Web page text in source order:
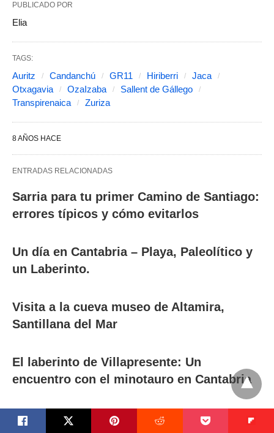
PUBLICADO POR
Elia
TAGS:
Auritz Candanchú GR11 Hiriberri
Jaca
Otxagavia
OzaIzaba
Sallent de Gállego
Transpirenaica
Zuriza
8 AÑOS HACE
ENTRADAS RELACIONADAS
Sarria para tu primer Camino de Santiago:
errores típicos y cómo evitarlos
Un día en Cantabria – Playa, Paleolítico y
un Laberinto.
Visita a la cueva museo de Altamira,
Santillana del Mar
El laberinto de Villapresente: Un
encuentro con el minotauro en Cantabria
Cueva del Agua – Donde nace la cascada